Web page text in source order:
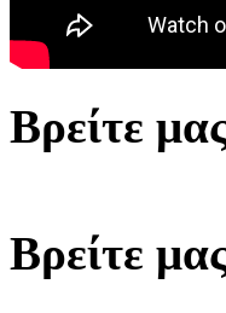
Βρείτε
Βρείτε